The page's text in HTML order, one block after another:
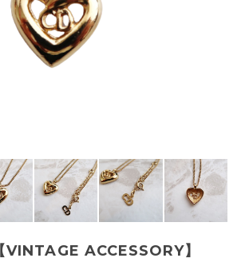
ACCESSORY】